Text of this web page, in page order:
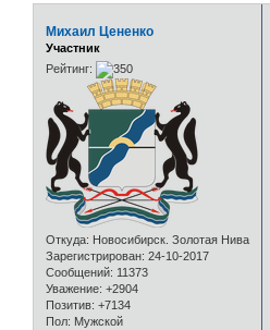
Михаил Цененко
Участник
Рейтинг:
Откуда: Новосибирск. Золотая Нива
Зарегистрирован: 24-10-2017
Сообщений: 11373
Уважение: +2904
Позитив: +7134
Пол: Мужской